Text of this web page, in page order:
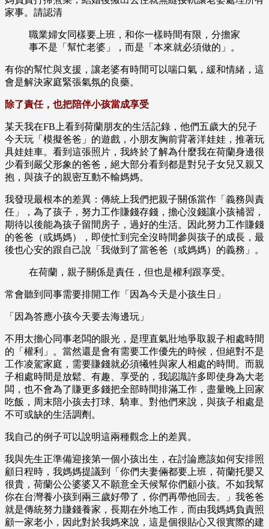
家事。請認清
職業婦女同樣要上班，和你一樣時間有限，分擔家
事不是「幫忙老婆」，而是「本來就必須做的」。
有你的幫忙與支援，讓老婆有時間可以喘口氣，緩和情緒，這
會是解決家庭緊張氣氛的良藥。
除了責任，也把陪伴小孩當成享受
某天我在FB上看到荷蘭朋友的生活記錄，他們五歲大的兒子
今天玩「模擬爸爸」的遊戲，小朋友胸前背著洋娃娃，推著玩
具娃娃車。看到這張照片，我終於了解為什麼我在荷蘭身邊很
少看到嚴父形象的爸爸，絕大部分看到都是對兒子女兒又親又
抱，與孩子的親密互動不輸媽媽。
我發現最根本的差異：傳統上我們把親子關係當作「義務與責
任」，為了孩子，努力工作賺錢存錢，擔心沒錢讓小孩補習，
期待以後能為孩子留間房子，過好的生活。因此努力工作賺錢
的爸爸（或媽媽），即使忙到完全沒時間參與孩子的成長，最
後也心安的跟自己說「我做到了當爸爸（或媽媽）的義務」。
在荷蘭，親子關係是責任，但也是權利跟享受。
常會聽到同事需要排開工作「因為今天是小孩生日」
「因為答應小孩今天要去海邊玩」
不用太擔心同事老闆的眼光，是理直氣壯地爭取親子相處時間
的「權利」。當然還是會有需要工作優先的時候，但絕對不是
工作凌駕家庭，需要賺錢就必須犧牲與家人相處的時間。而親
子相處時間是放鬆、有趣、享受的，我認識許多即使身為大老
闆，也不會為了賺更多錢把全部時間排滿工作，盡量晚上回家
吃飯，周末陪小孩去打球、騎車。對他們來說，與孩子相處是
不可或缺的生活調劑。
我自己的例子可以說明這兩種觀念上的差異。
我與先生正準備迎接第一個小孩出生，在討論應該如何安排照
顧日程時，我媽媽提議到「你們夫妻倆都要上班，荷蘭托嬰又
很貴，荷蘭公公婆婆又不願意全天候幫你們顧小孩。不如我幫
你在台灣養小孩到兩三歲好帶了，你們再帶他回去。」我爸爸
就是傳統努力賺錢養家，長期在外地工作，而由我媽媽負責照
顧一家老小，因此對於我媽來說，這是個很貼心又很實際的建